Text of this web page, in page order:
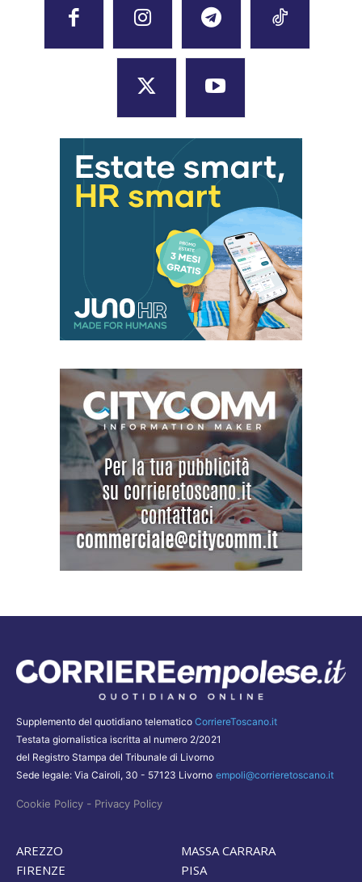
Supplemento del quotidiano telematico CorriereToscano.it
Testata giornalistica iscritta al numero 2/2021
del Registro Stampa del Tribunale di Livorno
Sede legale: Via Cairoli, 30 - 57123 Livorno empoli@corrieretoscano.it
Cookie Policy - Privacy Policy
AREZZO
FIRENZE
MASSA CARRARA
PISA